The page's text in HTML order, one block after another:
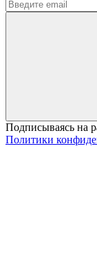
Подписываясь на
Политики